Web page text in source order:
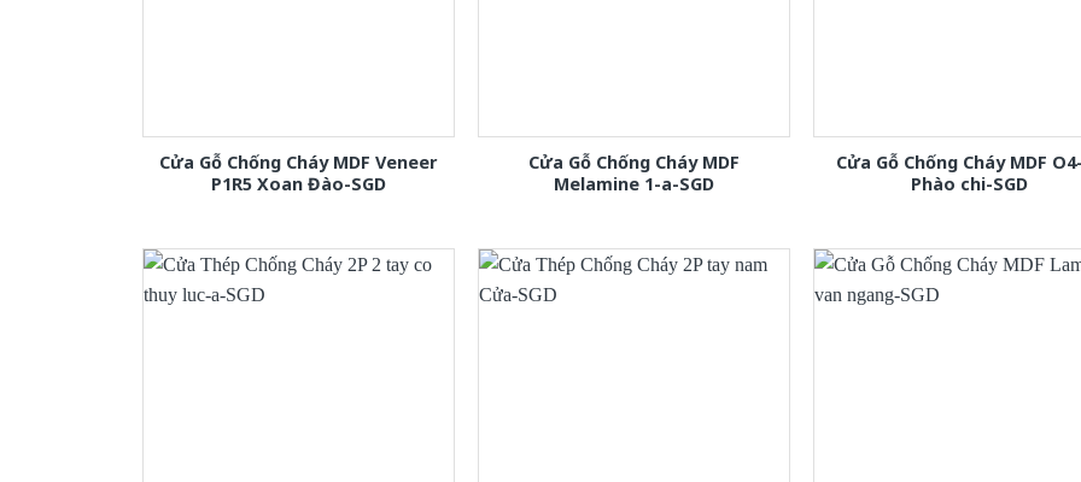
Cửa Gỗ Chống Cháy MDF Veneer
P1R5 Xoan Đào-SGD
Cửa Gỗ Chống Cháy MDF
Melamine 1-a-SGD
Cửa Gỗ Chống Cháy MDF
Phào chi-SGD